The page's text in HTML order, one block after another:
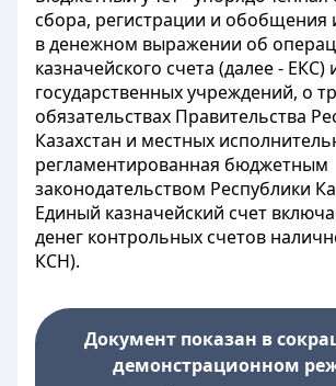
сбора, регистрации и
в денежном выражении об
казначейского счета (далее - ЕКС)
государственных учреждений, о
обязательствах Правительства
Казахстан и местных
регламентированная бюджетным
законодательством Республики
Единый казначейский счет
денег контрольных счетов
КСН).
Документ показан в
демонстрационном